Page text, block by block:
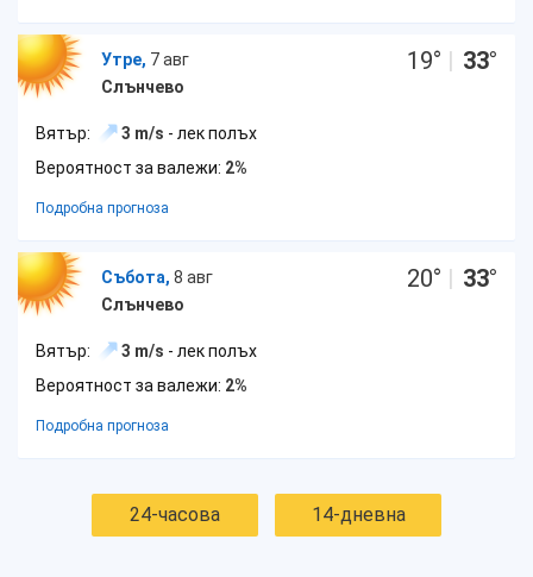
Утре, 7 авг
Слънчево
19° | 33°
Вятър: 3 m/s - лек полъх
Вероятност за валежи: 2%
Подробна прогноза
Събота, 8 авг
Слънчево
20° | 33°
Вятър: 3 m/s - лек полъх
Вероятност за валежи: 2%
Подробна прогноза
24-часова 14-дневна